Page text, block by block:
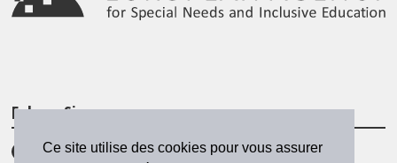
Ce site utilise des cookies pour vous assurer
Folgen Sie uns